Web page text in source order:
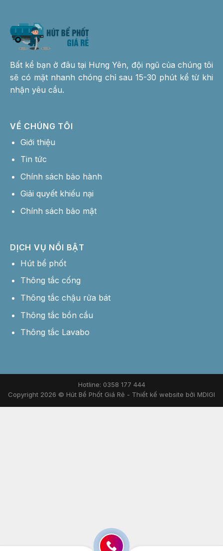
Bất kể bạn ở đâu tại Hưng Yên, đội ngũ của chúng tôi
sẽ có mặt nhanh chóng chỉ sau 15-30 phút kể từ khi
nhận yêu cầu.
VỀ CHÚNG TÔI
Giới thiệu
Tin tức
Chính sách bảo hành
Giải quyết khiếu nại
Chính sách bảo mật
DỊCH VỤ NỔI BẬT
Hút bể phốt
Thông tắc cống
Thông tắc chậu rửa bát
Thông tắc bồn cầu
Thông tắc Lavabo
Hotline: 0358 177 444
Copyright 2026 © Hút Bể Phốt Giá Rẻ - Thiết kế website bởi MDIGI